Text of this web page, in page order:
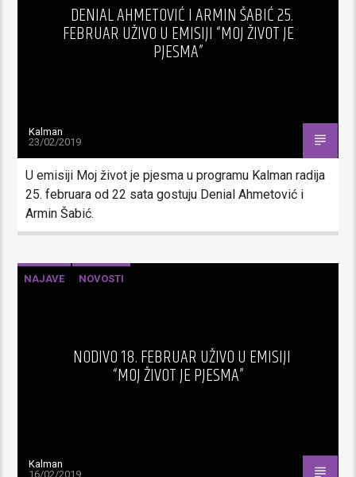
DENIAL AHMETOVIĆ I ARMIN ŠABIĆ 25.
FEBRUAR UŽIVO U EMISIJI “MOJ ŽIVOT JE
PJESMA”
Kalman
23/02/2019
U emisiji Moj život je pjesma u programu Kalman radija
25. februara od 22 sata gostuju Denial Ahmetović i
Armin Šabić.
NAJAVE NOVOSTI
NODIVO 18. FEBRUAR UŽIVO U EMISIJI
“MOJ ŽIVOT JE PJESMA”
Kalman
16/02/2019